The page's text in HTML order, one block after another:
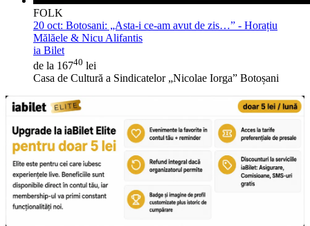
FOLK
20 oct: Botosani: „Asta-i ce-am avut de zis…” - Horațiu
Mălăele & Nicu Alifantis
ia Bilet
de la 16740 lei
Casa de Cultură a Sindicatelor „Nicolae Iorga” Botoșani